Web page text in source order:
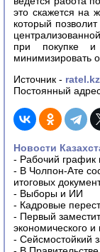
это скажется на
который
при покупке и
минимизировать
Источник - ratel.kz
Постоянный
Новости
- Рабочий график
- В Чолпон-Ате
итоговых
- Выборы и ИИ
- Кадровые
- Первый
экономического
- Сейсмостойкий